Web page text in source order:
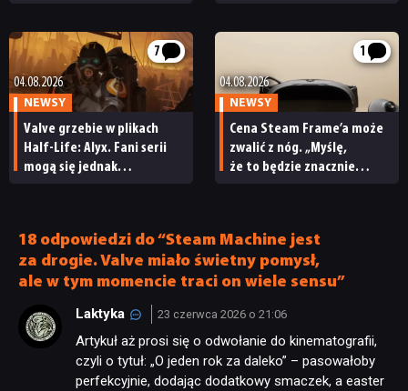
7
04.08.2026
NEWSY
Valve grzebie w plikach
Half-Life: Alyx. Fani serii
mogą się jednak
1
04.08.2026
NEWSY
Cena Steam Frame’a może
zwalić z nóg. „Myślę,
że to będzie znacznie
18 odpowiedzi do “Steam Machine jest
za drogie. Valve miało świetny pomysł,
ale w tym momencie traci on wiele sensu”
Laktyka 23 czerwca 2026 o 21:06
Artykuł aż prosi się o odwołanie do kinematografii,
czyli o tytuł: „O jeden rok za daleko” – pasowałoby
perfekcyjnie, dodając dodatkowy smaczek, a easter